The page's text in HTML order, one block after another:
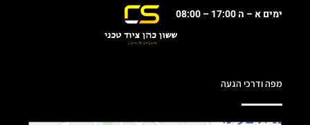
ימים א – ה 17:00 – 08:00
מפה ודרכי הגעה